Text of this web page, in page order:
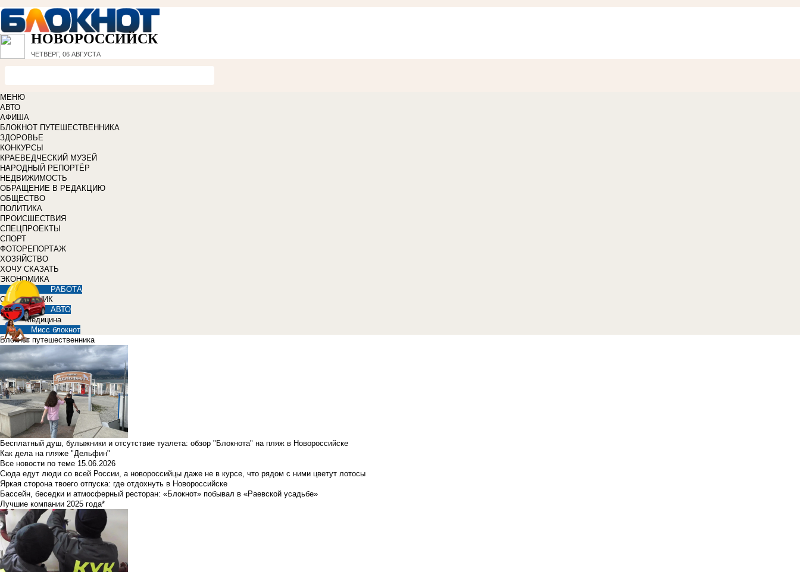
НОВОРОССИЙСК
ЧЕТВЕРГ, 06 АВГУСТА
МЕНЮ
АВТО
АФИША
БЛОКНОТ ПУТЕШЕСТВЕННИКА
ЗДОРОВЬЕ
КОНКУРСЫ
КРАЕВЕДЧЕСКИЙ МУЗЕЙ
НАРОДНЫЙ РЕПОРТЁР
НЕДВИЖИМОСТЬ
ОБРАЩЕНИЕ В РЕДАКЦИЮ
ОБЩЕСТВО
ПОЛИТИКА
ПРОИСШЕСТВИЯ
СПЕЦПРОЕКТЫ
СПОРТ
ФОТОРЕПОРТАЖ
ХОЗЯЙСТВО
ХОЧУ СКАЗАТЬ
ЭКОНОМИКА
РАБОТА
СПРАВОЧНИК
АВТО
Медицина
Мисс блокнот
Блокнот путешественника
Бесплатный душ, булыжники и отсутствие туалета: обзор "Блокнота" на пляж в Новороссийске
Как дела на пляже "Дельфин"
Все новости по теме 15.06.2026
Сюда едут люди со всей России, а новороссийцы даже не в курсе, что рядом с ними цветут лотосы
Яркая сторона твоего отпуска: где отдохнуть в Новороссийске
Бассейн, беседки и атмосферный ресторан: «Блокнот» побывал в «Раевской усадьбе»
Лучшие компании 2025 года*